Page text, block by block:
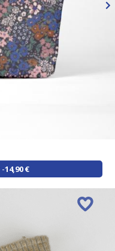
14,90 €